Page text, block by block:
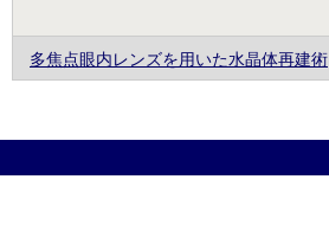
多焦点眼内レンズを用いた水晶体再建術